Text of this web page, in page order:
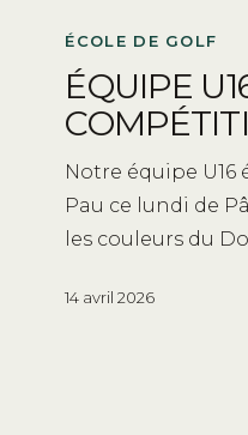
ÉCOLE DE GOLF
ÉQUIPE
Notre équipe
Pau ce lundi de
les couleurs du
14 avril 2026